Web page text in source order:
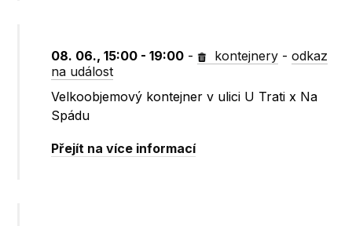
08. 06., 15:00 - 19:00 - kontejnery -odkaz
na událost
Velkoobjemový kontejner v ulici U Trati x Na
Spádu
Přejít na více informací